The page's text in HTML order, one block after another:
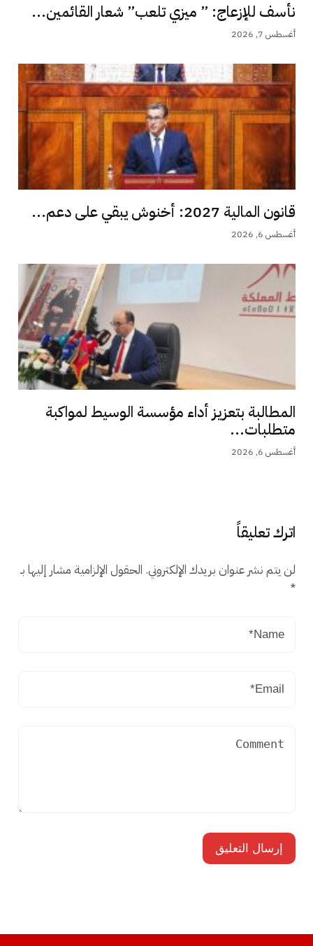
نأسف للإزعاج: ” ميزي تلعب” شعار القائمين...
أغسطس 7, 2026
قانون المالية 2027: أخنوش يبقي على دعم...
أغسطس 6, 2026
المطالبة بتعزيز أداء مؤسسة الوسيط لمواكبة
متطلبات...
أغسطس 6, 2026
اترك تعليقاً
لن يتم نشر عنوان بريدك الإلكتروني. الحقول الإلزامية مشار إليها بـ
*